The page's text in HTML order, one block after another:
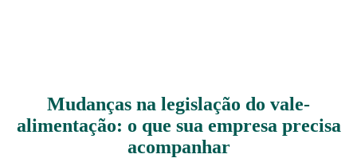
Mudanças na legislação do vale-
alimentação: o que sua empresa precisa
acompanhar